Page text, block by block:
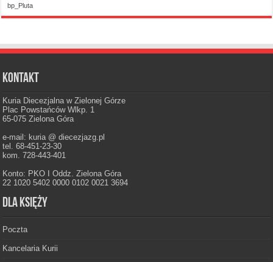
bp_Pluta
Kontakt
Kuria Diecezjalna w Zielonej Górze
Plac Powstańców Wlkp. 1
65-075 Zielona Góra
e-mail: kuria @ diecezjazg.pl
tel. 68-451-23-30
kom. 728-443-401
Konto: PKO I Oddz. Zielona Góra
22 1020 5402 0000 0102 0021 3694
Dla księży
Poczta
Kancelaria Kurii